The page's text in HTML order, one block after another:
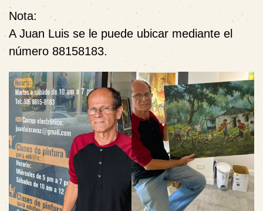
Nota:
A Juan Luis se le puede ubicar mediante el
número 88158183.